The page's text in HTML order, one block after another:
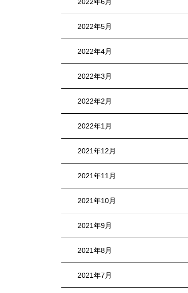
2022年5月
2022年4月
2022年3月
2022年2月
2022年1月
2021年12月
2021年11月
2021年10月
2021年9月
2021年8月
2021年7月